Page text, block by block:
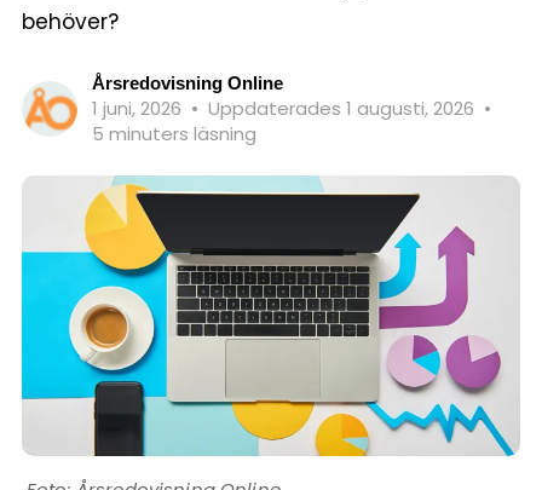
behöver?
Årsredovisning Online
1 juni, 2026 • Uppdaterades 1 augusti, 2026 •
5 minuters läsning